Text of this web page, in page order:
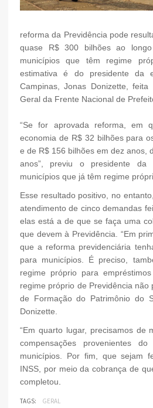
reforma da Previdência pode
quase R$ 300 bilhões ao
municípios que têm regime
estimativa é do presidente da
Campinas, Jonas Donizette,
Geral da Frente Nacional de
“Se for aprovada reforma, em
economia de R$ 32 bilhões para
e de R$ 156 bilhões em dez anos,
anos”, previu o presidente da
municípios que já têm regime
Esse resultado positivo, no
atendimento de cinco demandas
elas está a de que se faça uma
que devem à Previdência. “Em
que a reforma previdenciária
para municípios. É preciso,
regime próprio para
regime próprio de Previdência não
de Formação do Patrimônio do
Donizette.
“Em quarto lugar, precisamos de
compensações provenientes
municípios. Por fim, que sejam
INSS, por meio da cobrança de
completou
TAGS: GERAL